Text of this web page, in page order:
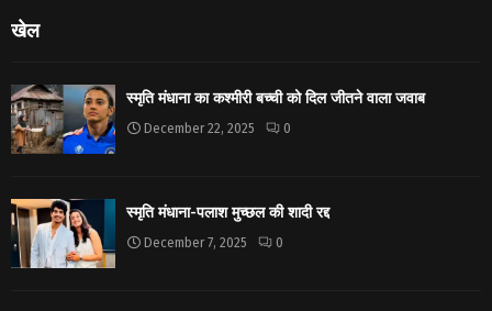
खेल
स्मृति मंधाना का कश्मीरी बच्ची को दिल जीतने वाला जवाब
December 22, 2025 0
स्मृति मंधाना-पलाश मुच्छल की शादी रद्द
December 7, 2025 0